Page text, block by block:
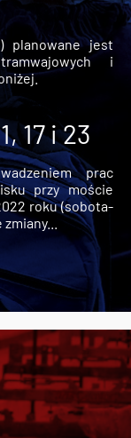
planowane jest
i
17 i 23
prac
przy moście
roku (sobota-